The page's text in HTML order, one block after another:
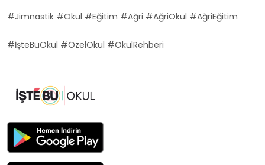
#Jimnastik #Okul #Eğitim #Ağri #AğriOkul #AğriEğitim
#İşteBuOkul #ÖzelOkul #OkulRehberi